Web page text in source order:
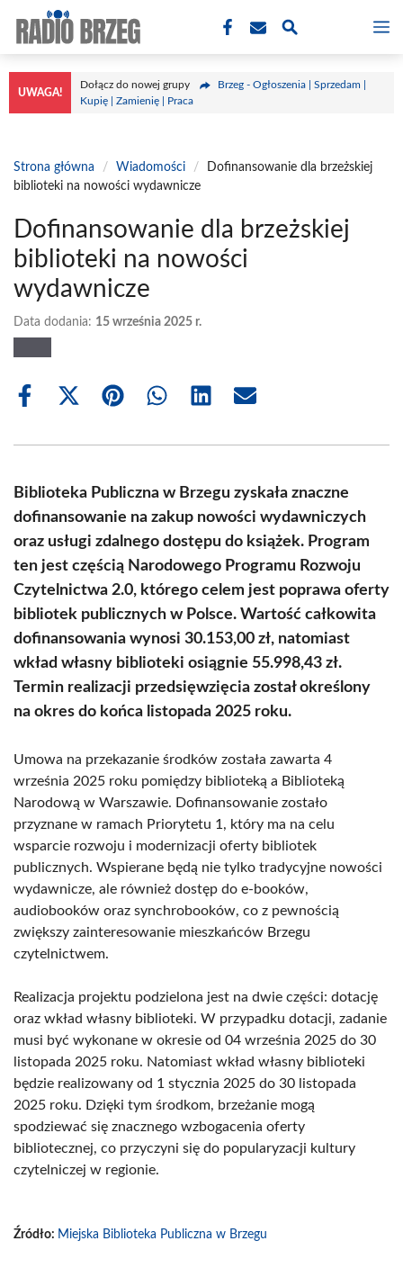
treści
UWAGA!
Dołącz do nowej grupy
Brzeg - Ogłoszenia | Sprzedam |
Kupię | Zamienię | Praca
Strona główna / Wiadomości /
Dofinansowanie dla brzeżskiej
biblioteki na nowości wydawnicze
Dofinansowanie dla brzeżskiej
biblioteki na nowości
wydawnicze
Data dodania: 15 września 2025 r.
Share
Share
(Twitter)
Share Share Share Share
Biblioteka Publiczna w Brzegu zyskała znaczne
dofinansowanie na zakup nowości wydawniczych
oraz usługi zdalnego dostępu do książek. Program
ten jest częścią Narodowego Programu Rozwoju
Czytelnictwa 2.0, którego celem jest poprawa oferty
bibliotek publicznych w Polsce. Wartość całkowita
dofinansowania wynosi 30.153,00 zł, natomiast
wkład własny biblioteki osiągnie 55.998,43 zł.
Termin realizacji przedsięwzięcia został określony
na okres do końca listopada 2025 roku.
Umowa na przekazanie środków została zawarta 4
września 2025 roku pomiędzy biblioteką a Biblioteką
Narodową w Warszawie. Dofinansowanie zostało
przyznane w ramach Priorytetu 1, który ma na celu
wsparcie rozwoju i modernizacji oferty bibliotek
publicznych. Wspierane będą nie tylko tradycyjne nowości
wydawnicze, ale również dostęp do e-booków,
audiobooków oraz synchrobooków, co z pewnością
zwiększy zainteresowanie mieszkańców Brzegu
czytelnictwem.
Realizacja projektu podzielona jest na dwie części: dotację
oraz wkład własny biblioteki. W przypadku dotacji, zadanie
musi być wykonane w okresie od 04 września 2025 do 30
listopada 2025 roku. Natomiast wkład własny biblioteki
będzie realizowany od 1 stycznia 2025 do 30 listopada
2025 roku. Dzięki tym środkom, brzeżanie mogą
spodziewać się znacznego wzbogacenia oferty
bibliotecznej, co przyczyni się do popularyzacji kultury
czytelniczej w regionie.
Źródło: Miejska Biblioteka Publiczna w Brzegu